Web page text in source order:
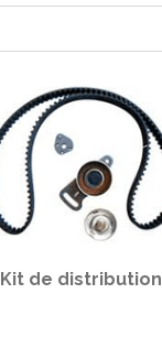
Kit de distribution